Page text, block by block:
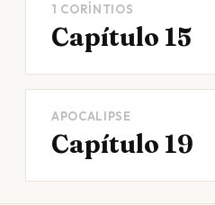
1 CORÍNTIOS
Capítulo 15
APOCALIPSE
Capítulo 19